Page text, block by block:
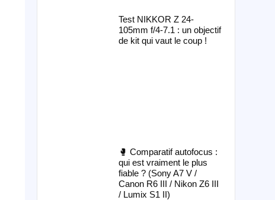
Test NIKKOR Z 24-
105mm f/4-7.1 : un objectif
de kit qui vaut le coup !
🥊 Comparatif autofocus :
qui est vraiment le plus
fiable ? (Sony A7 V /
Canon R6 III / Nikon Z6 III
/ Lumix S1 II)